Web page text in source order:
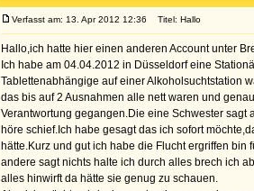
Verfasst am: 13. Apr 2012 12:36 Titel: Hallo
Hallo,ich hatte hier einen anderen Account unter
Ich habe am 04.04.2012 in Düsseldorf eine
Tablettenabhängige auf einer Alkoholsuchtstation
das bis auf 2 Ausnahmen alle nett waren und
Verantwortung gegangen.Die eine Schwester
höre schief.Ich habe gesagt das ich sofort
hätte.Kurz und gut ich habe die Flucht ergriffen
andere sagt nichts halte ich durch alles brech ich
alles hinwirft da hätte sie genug zu schauen.